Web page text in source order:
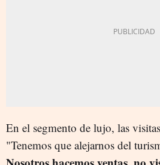
En el segmento de lujo, las
"Tenemos que alejarnos del